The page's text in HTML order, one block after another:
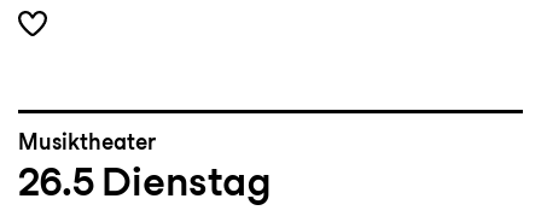
Musiktheater
26.5 Dienstag